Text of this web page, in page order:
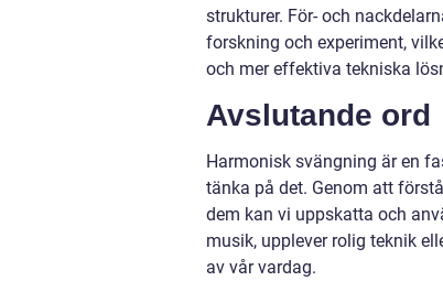
strukturer. För- och
forskning och experiment,
och mer effektiva tekniska
Avslutande ord
Harmonisk svängning är en
tänka på det. Genom att
dem kan vi uppskatta och
musik, upplever rolig teknik
av vår vardag.